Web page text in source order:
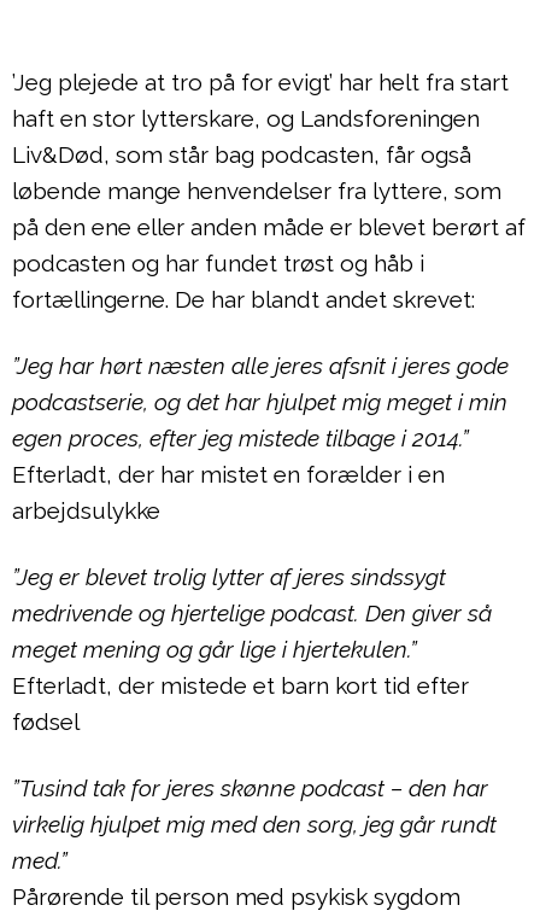
’Jeg plejede at tro på for evigt’ har helt fra start
haft en stor lytterskare, og Landsforeningen
Liv&Død, som står bag podcasten, får også
løbende mange henvendelser fra lyttere, som
på den ene eller anden måde er blevet berørt af
podcasten og har fundet trøst og håb i
fortællingerne. De har blandt andet skrevet:
”Jeg har hørt næsten alle jeres afsnit i jeres gode
podcastserie, og det har hjulpet mig meget i min
egen proces, efter jeg mistede tilbage i 2014.”
Efterladt, der har mistet en forælder i en
arbejdsulykke
”Jeg er blevet trolig lytter af jeres sindssygt
medrivende og hjertelige podcast. Den giver så
meget mening og går lige i hjertekulen.”
Efterladt, der mistede et barn kort tid efter
fødsel
”Tusind tak for jeres skønne podcast – den har
virkelig hjulpet mig med den sorg, jeg går rundt
med.”
Pårørende til person med psykisk sygdom